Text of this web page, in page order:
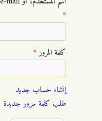
*
‏كلمة المرور ‏*
إنشاء حساب جديد
طلب كلمة مرور جديدة